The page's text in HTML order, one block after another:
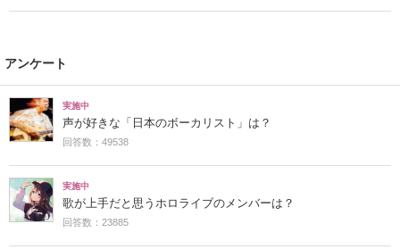
アンケート
実施中
声が好きな「日本のボーカリスト」は？
回答数：49538
実施中
歌が上手だと思うホロライブのメンバーは？
回答数：23885